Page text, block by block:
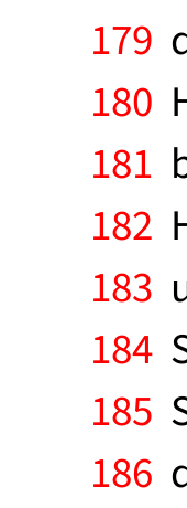
179
180
181
182
183
184
185
186